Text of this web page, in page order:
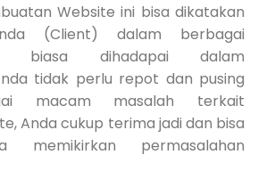
Website ini bisa dikatakan
(Client) dalam berbagai
biasa dihadapai dalam
tidak perlu repot dan pusing
macam masalah terkait
Anda cukup terima jadi dan bisa
memikirkan permasalahan